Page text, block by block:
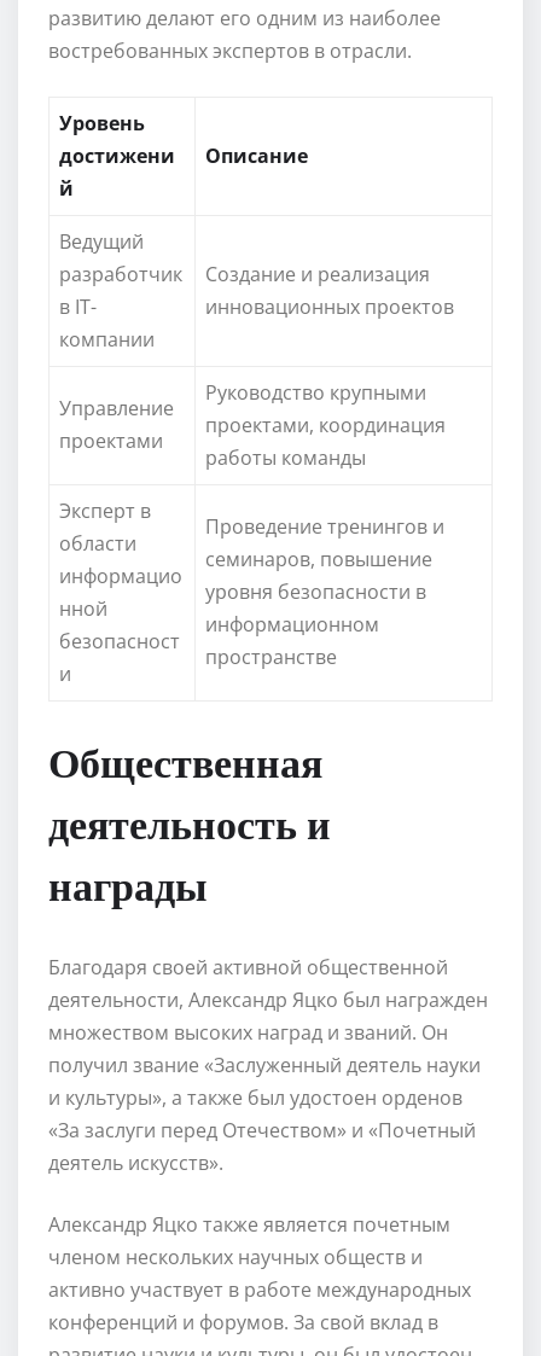
развитию делают его одним из наиболее
востребованных экспертов в отрасли.
Уровень
достижени
й
Описание
Ведущий
разработчик
в IT-
компании
Создание и реализация
инновационных проектов
Управление
проектами
Руководство крупными
проектами, координация
работы команды
Эксперт в
области
информацио
нной
безопасност
и
Проведение тренингов и
семинаров, повышение
уровня безопасности в
информационном
пространстве
Общественная
деятельность и
награды
Благодаря своей активной общественной
деятельности, Александр Яцко был награжден
множеством высоких наград и званий. Он
получил звание «Заслуженный деятель науки
и культуры», а также был удостоен орденов
«За заслуги перед Отечеством» и «Почетный
деятель искусств».
Александр Яцко также является почетным
членом нескольких научных обществ и
активно участвует в работе международных
конференций и форумов. За свой вклад в